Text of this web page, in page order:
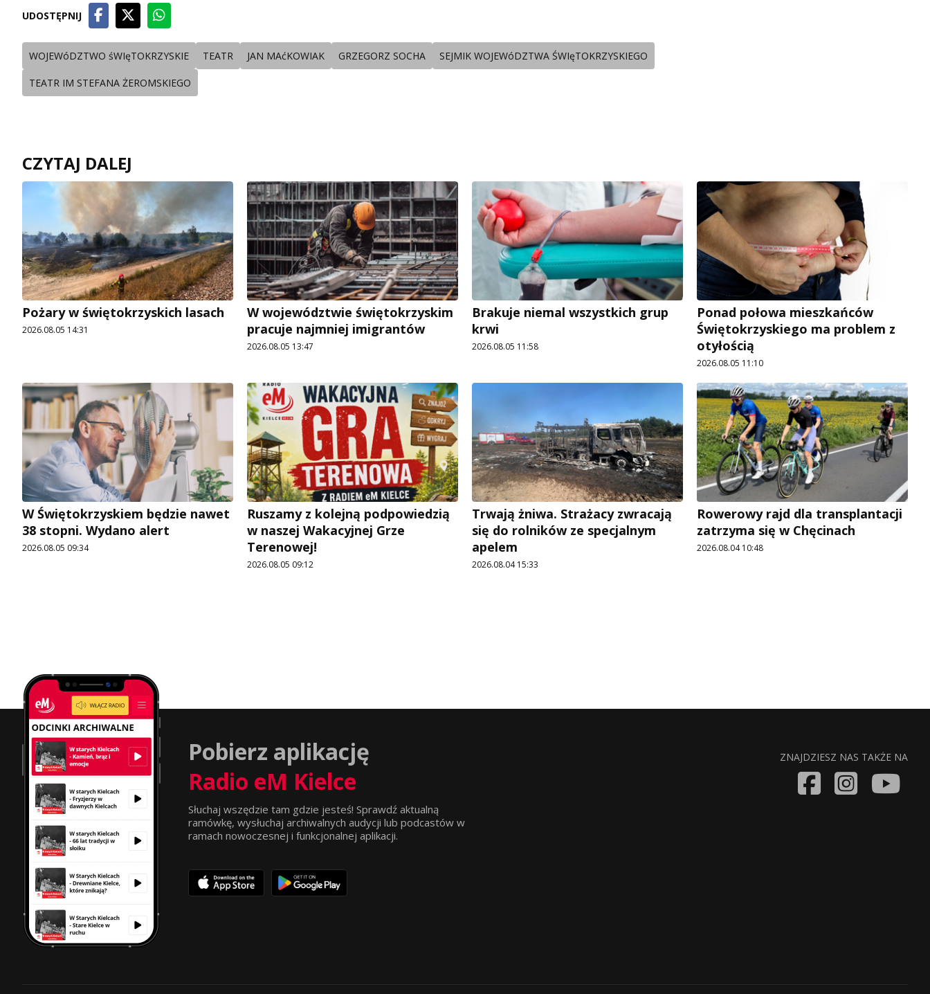
UDOSTĘPNIJ
WOJEWóDZTWO śWIęTOKRZYSKIE TEATR JAN MAćKOWIAK GRZEGORZ SOCHA SEJMIK WOJEWóDZTWA ŚWIęTOKRZYSKIEGO
TEATR IM STEFANA ŻEROMSKIEGO
CZYTAJ DALEJ
Pożary w świętokrzyskich lasach
2026.08.05 14:31
W województwie świętokrzyskim
pracuje najmniej imigrantów
2026.08.05 13:47
Brakuje niemal wszystkich grup
krwi
2026.08.05 11:58
Ponad połowa mieszkańców
Świętokrzyskiego ma problem z
otyłością
2026.08.05 11:10
W Świętokrzyskiem będzie nawet
38 stopni. Wydano alert
2026.08.05 09:34
Ruszamy z kolejną podpowiedzią
w naszej Wakacyjnej Grze
Terenowej!
2026.08.05 09:12
Trwają żniwa. Strażacy zwracają
się do rolników ze specjalnym
apelem
2026.08.04 15:33
Rowerowy rajd dla transplantacji
zatrzyma się w Chęcinach
2026.08.04 10:48
Pobierz aplikację
Radio eM Kielce
Słuchaj wszędzie tam gdzie jesteś! Sprawdź aktualną
ramówkę, wysłuchaj archiwalnych audycji lub podcastów w
ramach nowoczesnej i funkcjonalnej aplikacji.
ZNAJDZIESZ NAS TAKŻE NA